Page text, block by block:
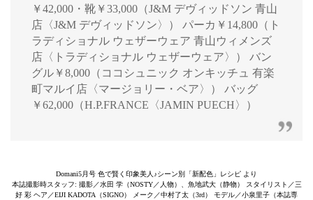
￥42,000・靴￥33,000（J&M デヴィッドソン 青山
店〈J&M デヴィッドソン〉） パーカ￥14,800（ト
ラディショナル ウェザーウェア 青山ウィメンズ
店〈トラディショナル ウェザーウェア〉） バン
グル￥8,000（ココシュニック オンキッチュ 有楽
町マルイ店〈マージョリー・ベア〉） バッグ
￥62,000（H.P.FRANCE〈JAMIN PUECH〉）
Domani5月号 色で賢く印象美人♪シーン別「新配色」レシピ より
本誌撮影時スタッフ: 撮影／水田 学（NOSTY／人物）、魚地武大（静物） スタイリスト／三
好 彩 ヘア／EIJI KADOTA（SIGNO） メーク／中村了太（3rd） モデル／小泉里子（本誌専